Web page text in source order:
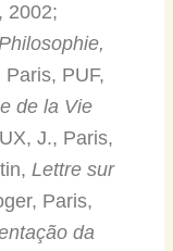
2002;
Philosophie,
Paris, PUF,
de la Vie
J., Paris,
Lettre sur
Paris,
da